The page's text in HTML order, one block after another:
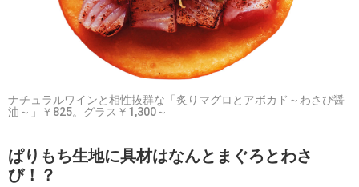
ナチュラルワインと相性抜群な「炙りマグロとアボカド～わさび醤
油～」￥825。グラス￥1,300～
ぱりもち生地に具材はなんとまぐろとわさ
び！？